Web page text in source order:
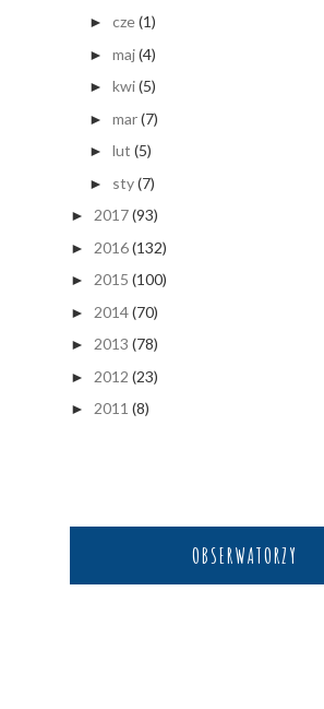
► cze(1)
► maj(4)
► kwi(5)
► mar(7)
► lut (5)
► sty(7)
► 2017(93)
► 2016(132)
► 2015 (100)
► 2014(70)
► 2013 (78)
► 2012 (23)
► 2011 (8)
OBSERWATORZY